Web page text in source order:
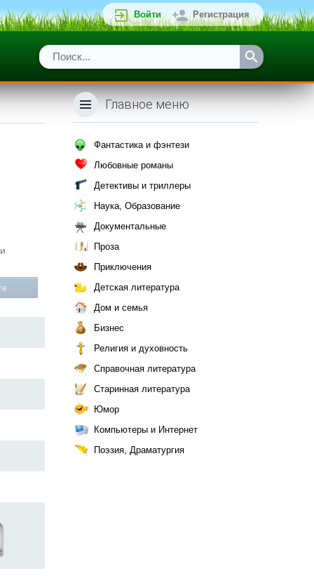
Войти Регистрация
Главное меню
Фантастика и фэнтези
Любовные романы
Детективы и триллеры
Наука, Образование
Документальные
Проза
Приключения
Детская литература
Дом и семья
Бизнес
Религия и духовность
Справочная литература
Старинная литература
Юмор
Компьютеры и Интернет
Поэзия, Драматургия